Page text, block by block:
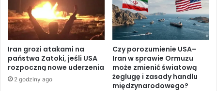
i
ę
c
i
a
ł
o
d
ł
u
d
n
i
o
e
Iran grozi atakami na
państwa Zatoki, jeśli USA
rozpoczną nowe uderzenia
2 godziny ago
Czy porozumienie USA–
Iran w sprawie Ormuzu
może zmienić światową
żeglugę i zasady handlu
międzynarodowego?